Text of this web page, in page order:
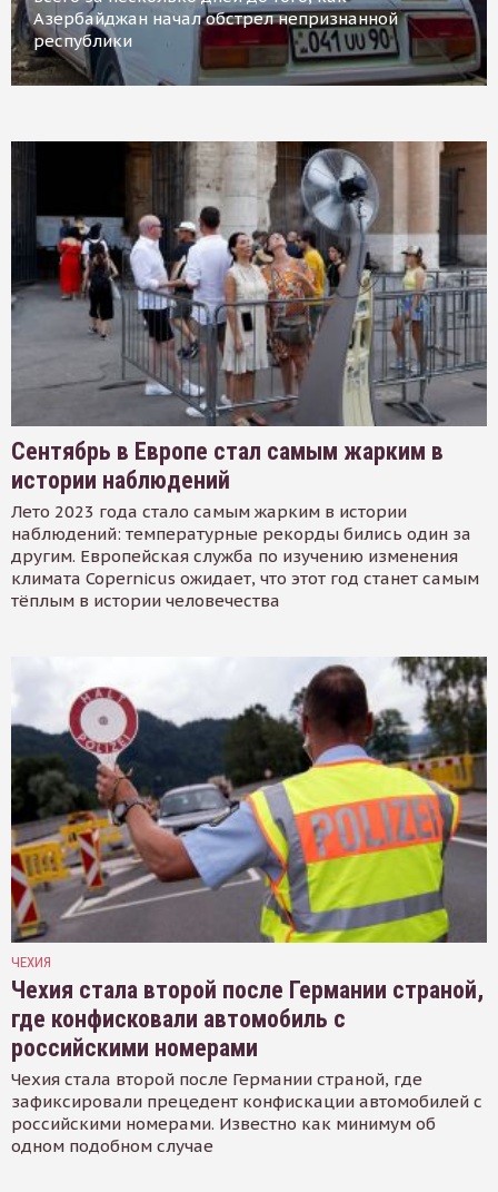
Азербайджан начал обстрел непризнанной
республики
Сентябрь в Европе стал самым жарким в
истории наблюдений
Лето 2023 года стало самым жарким в истории
наблюдений: температурные рекорды бились один за
другим. Европейская служба по изучению изменения
климата Copernicus ожидает, что этот год станет самым
тёплым в истории человечества
ЧЕХИЯ
Чехия стала второй после Германии страной,
где конфисковали автомобиль с
российскими номерами
Чехия стала второй после Германии страной, где
зафиксировали прецедент конфискации автомобилей с
российскими номерами. Известно как минимум об
одном подобном случае